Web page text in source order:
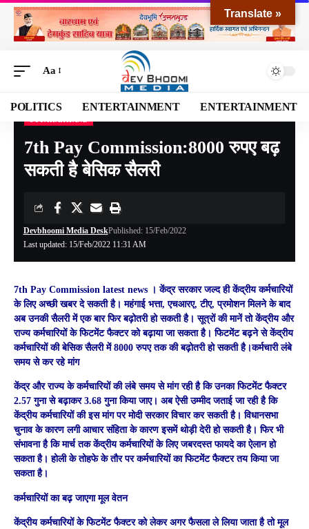
Aa
POLITICS ENTERTAINMENT ENTERTAINMENT
Devbhoomi Media >Blog NATIONAL > UTTARAKHAND >7th Pay Commission:8000 रुपए बढ़ सकती है बेसिक सैलरी
7th Pay Commission:8000 रुपए बढ़
सकती है बेसिक सैलरी
Last updated: 15/Feb/2022 11:31 AM
Devbhoomi Media DeskPublished: 15/Feb/2022
7th Pay Commission latest news । केंद्र सरकार जल्द ही केंद्रीय कर्मचारियों
के लिए अच्छी खबर दे सकती है। महंगाई भत्ता, एचआरए, टीए, प्रमोशन मिलने के बाद
अब उनकी सैलरी में एक बार फिर बढ़ोतरी हो सकती है। सूत्रों की मानें तो केंद्रीय और
राज्य कर्मचारियों के फिटमेंट फैक्टर को बढ़ाया जा सकता है। फिटमेंट बढ़ने से केंद्रीय
कर्मचारियों की बेसिक सैलरी में 8000 रुपए तक की बढ़ोतरी हो सकती है।कर्मचारी लंबे
समय से कर रहे मांग
केंद्र और राज्य के कर्मचारियों की लंबे समय से मांग रही है कि उनका फिटमेंट फैक्टर
2.57 गुना से बढ़ाकर 3.68 गुना किया जाए। अब ऐसी उम्मीद जताई जा रही है कि
केंद्रीय कर्मचारियों की इस मांग पर मोदी सरकार विचार कर सकती है। विधानसभा
चुनाव के कारण लगी आचार संहिता के कारण इसमें थोड़ी देरी हो सकती है। फिर भी
संभावना है कि मार्च तक केंद्रीय कर्मचारियों के लिए जबरदस्त फायदे का ऐलान हो
सकता है। होली के तोहफे के तौर पर कर्मचारियों का फिटमेंट फैक्टर तय किया जा
सकता है।
कर्मचारियों का बढ़ जाएगा मूल वेतन
केंद्रीय कर्मचारियों के फिटमेंट फैक्टर को लेकर अगर फैसला ले लिया जाता है तो मूल
Translate »